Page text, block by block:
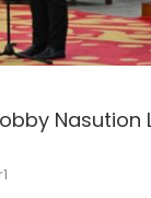
Nasution